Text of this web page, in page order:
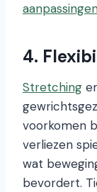
4.
Stretching
voorkomen
verliezen
wat
bevordert.